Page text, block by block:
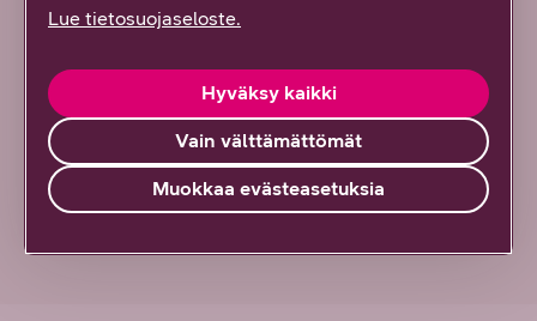
Kaikki ne soivat upeasti ja osa kulkee helposti
huippumerkit: JBL, Sony, Harman Kardon,
Samsung sekä monet muut.
Osta tästä
Lue tietosuojaseloste.
Vain välttämättömät
Hyväksy kaikki
Muokkaa evästeasetuksia